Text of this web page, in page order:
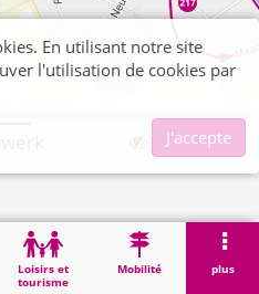
Loisirs et
tourisme
Mobilité plus
En utilisant notre site
l'utilisation de cookies par
J'accepte